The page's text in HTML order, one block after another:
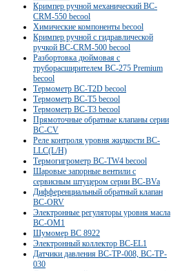
Кримпер ручной механический BC-
CRM-550 becool
Химические компоненты becool
Кримпер ручной с гидравлической
ручкой BC-CRM-500 becool
Разбортовка дюймовая с
труборасширителем BC-275 Premium
becool
Термометр BC-T2D becool
Термометр BC-T5 becool
Термометр BC-T3 becool
Прямоточные обратные клапаны серии
BC-CV
Реле контроля уровня жидкости ВС-
LLC(L/H)
Термогигрометр BC-TW4 becool
Шаровые запорные вентили с
сервисным штуцером серии BC-BVa
Дифференциальный обратный клапан
BC-ORV
Электронные регуляторы уровня масла
BC-OM1
Шумомер BC 8922
Электронный коллектор BC-EL1
Датчики давления BC-TP-008, BC-TP-
030